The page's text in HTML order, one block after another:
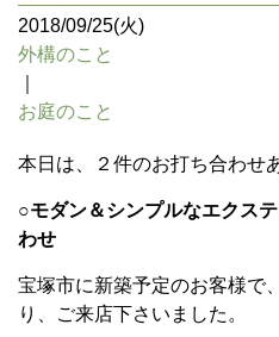
2018/09/25(火)
外構のこと
お庭のこと
本日は、２件のお打ち合わせ
○モダン＆シンプルなエクス
わせ
宝塚市に新築予定のお客様で
り、ご来店下さいました。